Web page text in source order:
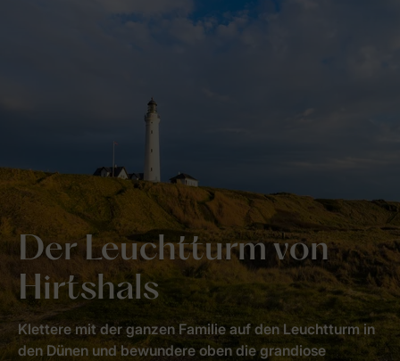
Der Leuchtturm von
Hirtshals
Klettere mit der ganzen Familie auf den Leuchtturm in
den Dünen und bewundere oben die grandiose